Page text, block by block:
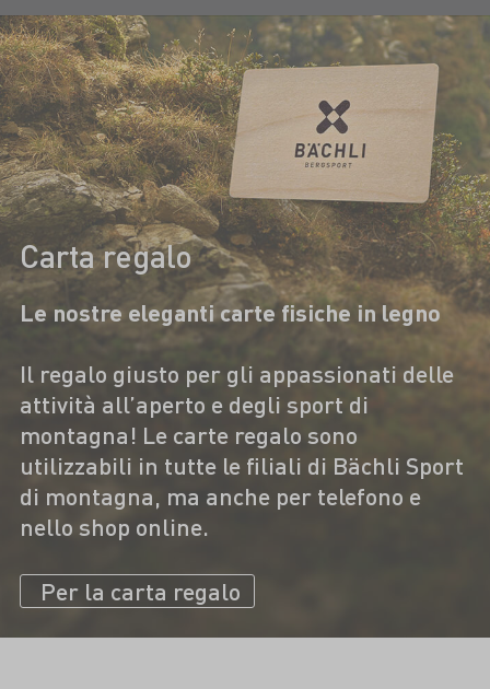
Carta regalo
Le nostre eleganti carte fisiche in legno
Il regalo giusto per gli appassionati delle
attività all’aperto e degli sport di
montagna! Le carte regalo sono
utilizzabili in tutte le filiali di Bächli Sport
di montagna, ma anche per telefono e
nello shop online.
Per la carta regalo